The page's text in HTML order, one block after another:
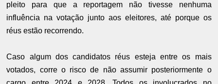
pleito para que a reportagem não tivesse nenhuma
influência na votação junto aos eleitores, até porque os
réus estão recorrendo.
Caso algum dos candidatos réus esteja entre os mais
votados, corre o risco de não assumir posteriormente o